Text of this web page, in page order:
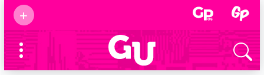
+
Supermamás
2025
Marcas de
confianza